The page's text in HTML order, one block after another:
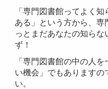
「専門図書館ってよく
ある」という方から、専
っとまだあなたの知ら
ず！
「専門図書館の中の人
い機会」でもありますの
い。